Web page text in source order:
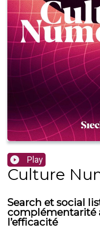
Play
Culture
Search et social
complémentarité
l’efficacité